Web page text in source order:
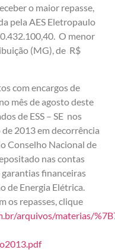
o maior repasse,
pela AES Eletropaulo
O menor
(MG), de R$
com encargos de
mês de agosto deste
de ESS – SE nos
2013 em decorrência
Conselho Nacional de
nas contas
financeiras
de Energia Elétrica.
os repasses, clique
arquivos/materias/